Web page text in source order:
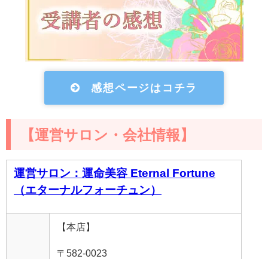
感想ページはコチラ
【運営サロン・会社情報】
運営サロン：運命美容 Eternal Fortune
（エターナルフォーチュン）
【本店】
〒582-0023